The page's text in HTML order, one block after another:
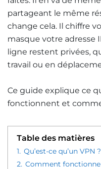
partageant le même
change cela. Il chiffre
masque votre adresse
ligne restent privées,
travail ou en
Ce guide explique ce
fonctionnent et
Table des matières
1. Qu’est-ce qu’un VPN ?
2. Comment fonctionne